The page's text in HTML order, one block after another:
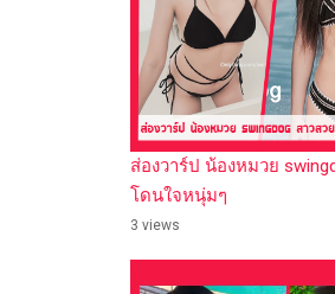
ส่องวาร์ป น้องหมวย
โดนใจหนุ่มๆ
3 views